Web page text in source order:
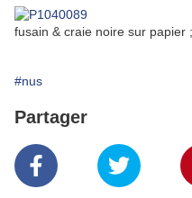
fusain & craie noire sur papier
#nus
Partager